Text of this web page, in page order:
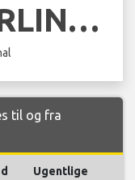
VIETNAM AIRLINES
til og fra
Ugentlige